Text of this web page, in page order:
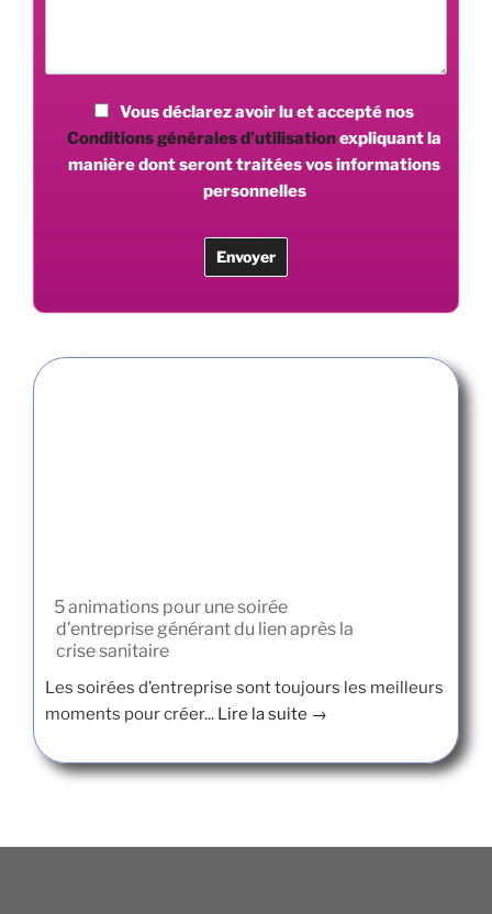
Vous déclarez avoir lu et accepté nos
Conditions générales d’utilisationexpliquant la
manière dont seront traitées vos informations
personnelles
5 animations pour une soirée
d’entreprise générant du lien après la
crise sanitaire
Les soirées d’entreprise sont toujours les meilleurs
moments pour créer... Lire la suite →